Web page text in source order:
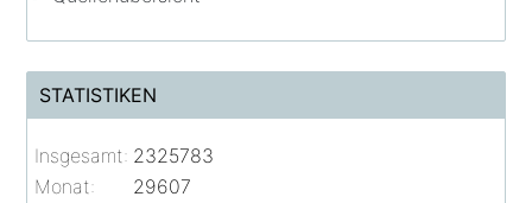
STATISTIKEN
Insgesamt: 2325783
Monat:
29607